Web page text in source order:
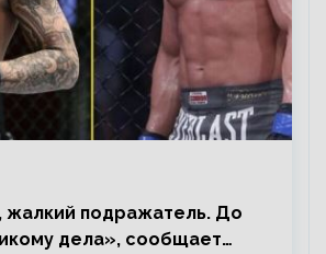
жалкий подражатель. До
дела», сообщает